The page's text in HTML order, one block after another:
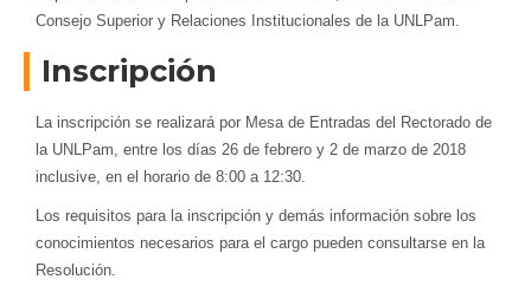
Consejo Superior y Relaciones Institucionales de la UNLPam.
Inscripción
La inscripción se realizará por Mesa de Entradas del Rectorado de
la UNLPam, entre los días 26 de febrero y 2 de marzo de 2018
inclusive, en el horario de 8:00 a 12:30.
Los requisitos para la inscripción y demás información sobre los
conocimientos necesarios para el cargo pueden consultarse en la
Resolución.